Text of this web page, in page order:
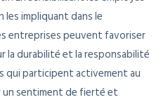
les impliquant dans le
entreprises peuvent favoriser
la durabilité et la responsabilité
qui participent activement au
sentiment de fierté et